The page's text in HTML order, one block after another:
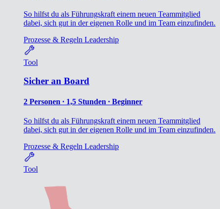
So hilfst du als Führungskraft einem neuen Teammitglied
dabei, sich gut in der eigenen Rolle und im Team einzufinden.
Prozesse & Regeln Leadership
Tool
Sicher an Board
2 Personen ∙ 1,5 Stunden ∙ Beginner
So hilfst du als Führungskraft einem neuen Teammitglied
dabei, sich gut in der eigenen Rolle und im Team einzufinden.
Prozesse & Regeln Leadership
Tool